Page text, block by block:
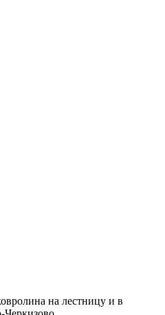
на лестницу и в